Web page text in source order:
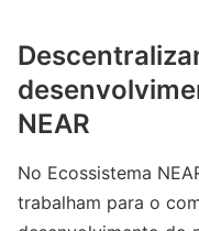
NEAR
No Ecossistema
trabalham para o